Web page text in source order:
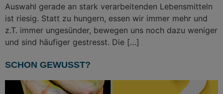
Auswahl gerade an stark verarbeitenden Lebensmitteln
ist riesig. Statt zu hungern, essen wir immer mehr und
z.T. immer ungesünder, bewegen uns noch dazu weniger
und sind häufiger gestresst. Die […]
SCHON GEWUSST?